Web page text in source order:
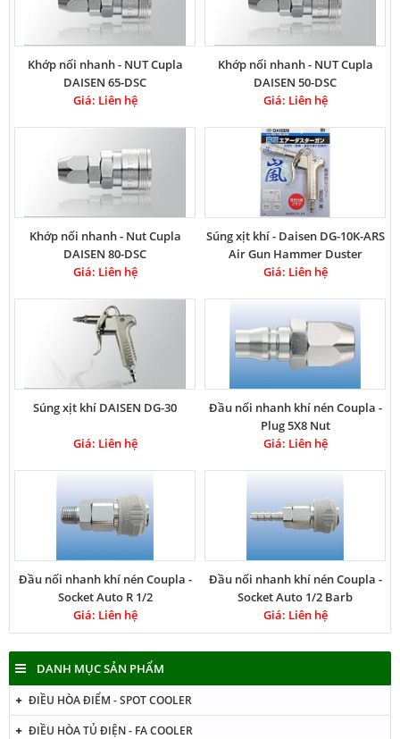
Khớp nối nhanh - NUT Cupla
DAISEN 65-DSC
Giá: Liên hệ
Khớp nối nhanh - NUT Cupla
DAISEN 50-DSC
Giá: Liên hệ
Khớp nối nhanh - Nut Cupla
DAISEN 80-DSC
Giá: Liên hệ
Súng xịt khí - Daisen DG-10K-ARS
Air Gun Hammer Duster
Giá: Liên hệ
Súng xịt khí DAISEN DG-30
Giá: Liên hệ
Đầu nối nhanh khí nén Coupla -
Plug 5X8 Nut
Giá: Liên hệ
Đầu nối nhanh khí nén Coupla -
Socket Auto R 1/2
Giá: Liên hệ
Đầu nối nhanh khí nén Coupla -
Socket Auto 1/2 Barb
Giá: Liên hệ
DANH MỤC SẢN PHẨM
ĐIỀU HÒA ĐIỂM - SPOT COOLER
ĐIỀU HÒA TỦ ĐIỆN - FA COOLER